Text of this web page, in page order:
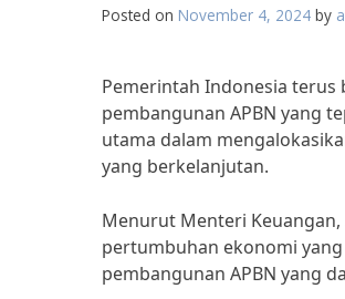
Posted on November 4, 2024 by
Pemerintah Indonesia
pembangunan APBN yang
utama dalam
yang berkelanjutan.
Menurut Menteri
pertumbuhan ekonomi
pembangunan APBN yang